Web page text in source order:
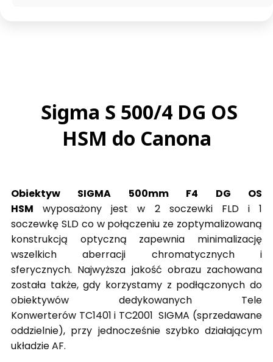
Sigma S 500/4 DG OS
HSM do Canona
Obiektyw SIGMA 500mm F4 DG OS
HSM wyposażony jest w 2 soczewki FLD i 1
soczewkę SLD co w połączeniu ze zoptymalizowaną
konstrukcją optyczną zapewnia minimalizację
wszelkich aberracji chromatycznych i
sferycznych. Najwyższa jakość obrazu zachowana
została także, gdy korzystamy z podłączonych do
obiektywów dedykowanych Tele
Konwerterów TC1401 i TC2001 SIGMA (sprzedawane
oddzielnie), przy jednocześnie szybko działającym
układzie AF.